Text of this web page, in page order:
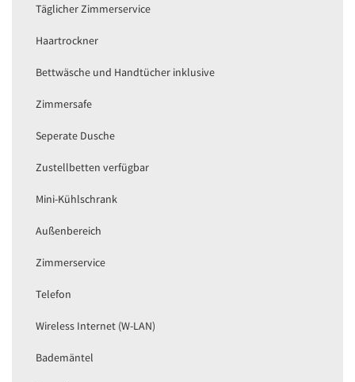
Täglicher Zimmerservice
Haartrockner
Bettwäsche und Handtücher inklusive
Zimmersafe
Seperate Dusche
Zustellbetten verfügbar
Mini-Kühlschrank
Außenbereich
Zimmerservice
Telefon
Wireless Internet (W-LAN)
Bademäntel